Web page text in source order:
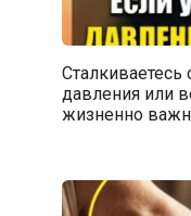
Сталкиваетесь
давления или
жизненно